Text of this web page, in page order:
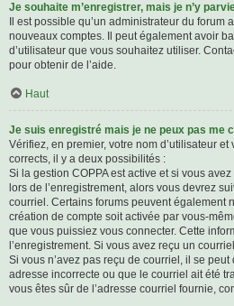
Je souhaite m’enregistrer, mais je n’y
Il est possible qu’un administrateur du forum
nouveaux comptes. Il peut également avoir
d’utilisateur que vous souhaitez utiliser.
pour obtenir de l’aide.
Haut
Je suis enregistré mais je ne peux pas me
Vérifiez, en premier, votre nom d’utilisateur et
corrects, il y a deux possibilités :
Si la gestion COPPA est active et si vous
lors de l’enregistrement, alors vous devrez
courriel. Certains forums peuvent également
création de compte soit activée par vous-
que vous puissiez vous connecter. Cette
l’enregistrement. Si vous avez reçu un
Si vous n’avez pas reçu de courriel, il se
adresse incorrecte ou que le courriel ait été
vous êtes sûr de l’adresse courriel fournie,